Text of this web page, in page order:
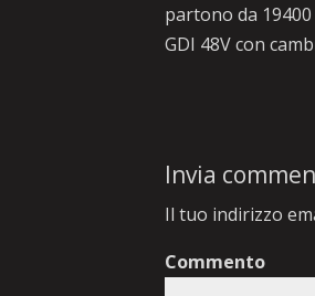
partono da
GDI 48V con
Invia
Il tuo indirizzo
Commento